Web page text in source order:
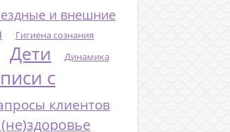
и внешние
Гигиена сознания
Дети
Динамика
с
клиентов